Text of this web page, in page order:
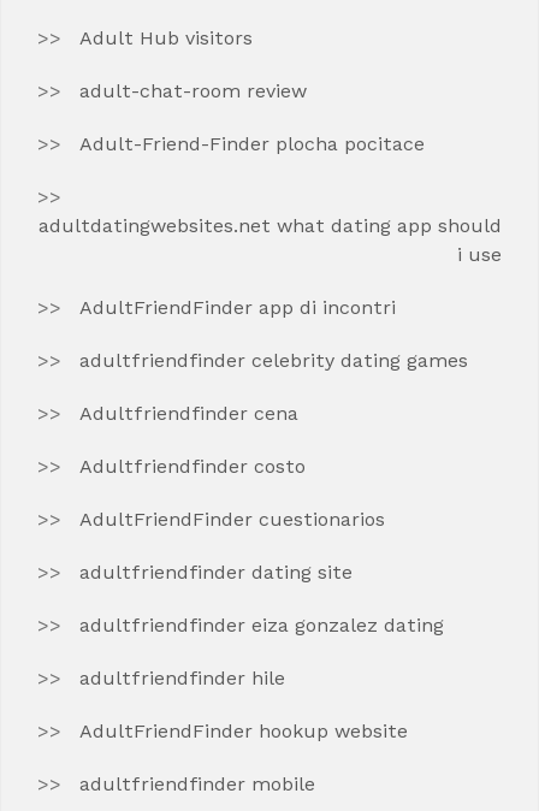
Adult Hub visitors
adult-chat-room review
Adult-Friend-Finder plocha pocitace
adultdatingwebsites.net what dating app should
i use
AdultFriendFinder app di incontri
adultfriendfinder celebrity dating games
Adultfriendfinder cena
Adultfriendfinder costo
AdultFriendFinder cuestionarios
adultfriendfinder dating site
adultfriendfinder eiza gonzalez dating
adultfriendfinder hile
AdultFriendFinder hookup website
adultfriendfinder mobile